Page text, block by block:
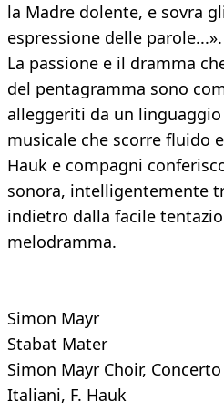
la Madre dolente, e sovra
espressione delle parole...».
La passione e il dramma
del pentagramma sono
alleggeriti da un
musicale che scorre fluido
Hauk e compagni
sonora, intelligentemente
indietro dalla facile
melodramma.
Simon Mayr
Stabat Mater
Simon Mayr Choir,
Italiani, F. Hauk